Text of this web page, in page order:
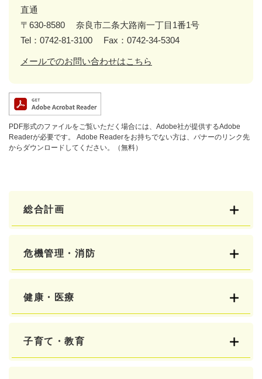
直通
〒630-8580
奈良市二条大路南一丁目1番1号
Tel：0742-81-3100
Fax：0742-34-5304
メールでのお問い合わせはこちら
PDF形式のファイルをご覧いただく場合には、Adobe社が提供するAdobe
Readerが必要です。
Adobe Readerをお持ちでない方は、バナーのリンク先
からダウンロードしてください。（無料）
総合計画
危機管理・消防
健康・医療
子育て・教育